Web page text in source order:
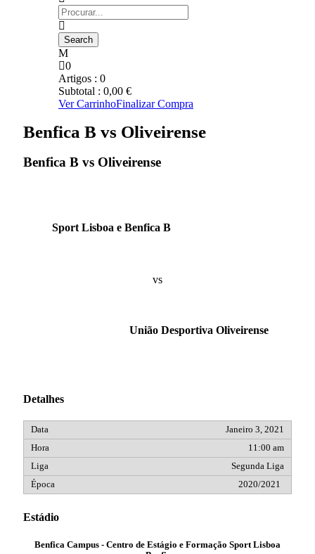
0
Artigos : 0
Subtotal : 0,00 €
Ver CarrinhoFinalizar Compra
Benfica B vs Oliveirense
Benfica B vs Oliveirense
Sport Lisboa e Benfica B
vs
União Desportiva Oliveirense
Detalhes
Janeiro 3, 2021
11:00 am
Segunda Liga
2020/2021
Estádio
Benfica Campus - Centro de Estágio e Formação Sport Lisboa